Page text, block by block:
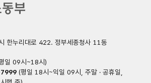
한누리대로 422. 정부세종청사 11동
일 09시~18시)
(평일 18시~익일 09시, 주말 · 공휴일,